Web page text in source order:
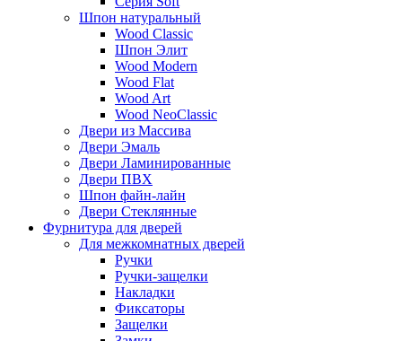
Шпон натуральный
Wood Classic
Шпон Элит
Wood Modern
Wood Flat
Wood Art
Wood NeoClassic
Двери из Массива
Двери Эмаль
Двери Ламинированные
Двери ПВХ
Шпон файн-лайн
Двери Стеклянные
Фурнитура для дверей
Для межкомнатных дверей
Ручки
Ручки-защелки
Накладки
Фиксаторы
Защелки